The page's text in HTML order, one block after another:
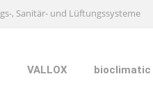
, Sanitär- und Lüftungssysteme
VALLOX bioclimatic